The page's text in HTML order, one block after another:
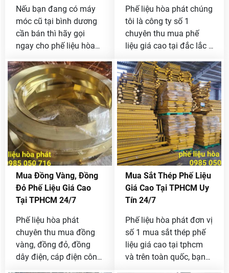
Nếu bạn đang có máy
móc cũ tại bình dương
cần bán thì hãy gọi
ngay cho phế liệu hòa
Hotline[ 0985 050 716 ]
để được thanh lý máy
móc cũ với giá tốt nhất
thị trường.
Phế liệu hòa phát chúng
tôi là công ty số 1
chuyên thu mua phế
liệu giá cao tại đắc lắc ,
doanh nghiệp đang có
phế liệu cần bán hãy
liên hệ ngay với chúng
tôi qua Hotline0985
050 716để báo giá tốt
nhất thị trường .
Mua Đồng Vàng, Đồng
Đỏ Phế Liệu Giá Cao
Tại TPHCM 24/7
Phế liệu hòa phát
chuyên thu mua đồng
vàng, đồng đỏ, đồng
dây điện, cáp điện công
Mua Sắt Thép Phế Liệu
Giá Cao Tại TPHCM Uy
Tín 24/7
Phế liệu hòa phát đơn vị
số 1 mua sắt thép phế
liệu giá cao tại tphcm
và trên toàn quốc, bạn